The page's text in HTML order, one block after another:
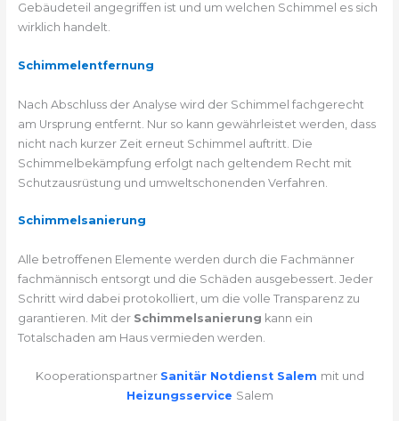
Gebäudeteil angegriffen ist und um welchen Schimmel es sich
wirklich handelt.
Schimmelentfernung
Nach Abschluss der Analyse wird der Schimmel fachgerecht
am Ursprung entfernt. Nur so kann gewährleistet werden, dass
nicht nach kurzer Zeit erneut Schimmel auftritt. Die
Schimmelbekämpfung erfolgt nach geltendem Recht mit
Schutzausrüstung und umweltschonenden Verfahren.
Schimmelsanierung
Alle betroffenen Elemente werden durch die Fachmänner
fachmännisch entsorgt und die Schäden ausgebessert. Jeder
Schritt wird dabei protokolliert, um die volle Transparenz zu
garantieren. Mit der Schimmelsanierung kann ein
Totalschaden am Haus vermieden werden.
Kooperationspartner Sanitär Notdienst Salem mit und
Heizungsservice Salem